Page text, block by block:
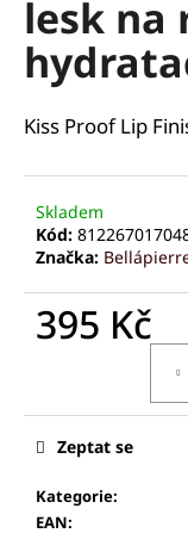
lesk na
Kiss Proof Lip
Skladem
Kód:
Značka:
395 Kč
Kategorie:
EAN:
Zeptat se
a
j
t
o
p
o
u